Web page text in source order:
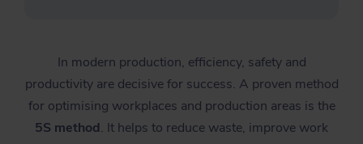
In modern production, efficiency, safety and
productivity are decisive for success. A proven method
for optimising workplaces and production areas is the
5S method. It helps to reduce waste, improve work